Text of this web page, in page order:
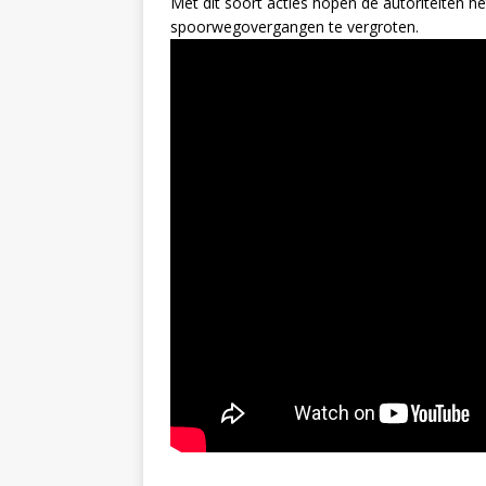
spoorwegovergangen te vergroten.